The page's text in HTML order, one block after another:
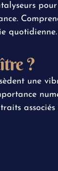
quotidienne.
?
une
associés